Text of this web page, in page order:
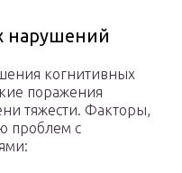
нарушений
когнитивных
поражения
тяжести. Факторы,
проблем с